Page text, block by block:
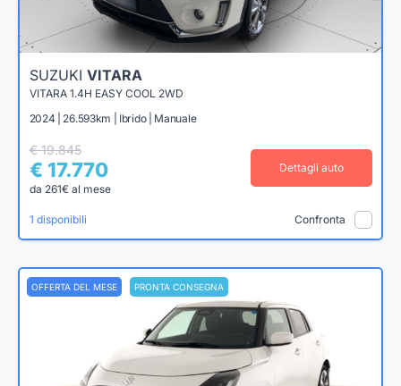
SUZUKI VITARA
VITARA 1.4H EASY COOL 2WD
2024 | 26.593km | Ibrido | Manuale
€ 19.845
€ 17.770
da 261€ al mese
Dettagli auto
1 disponibili Confronta
OFFERTA DEL MESE PRONTA CONSEGNA